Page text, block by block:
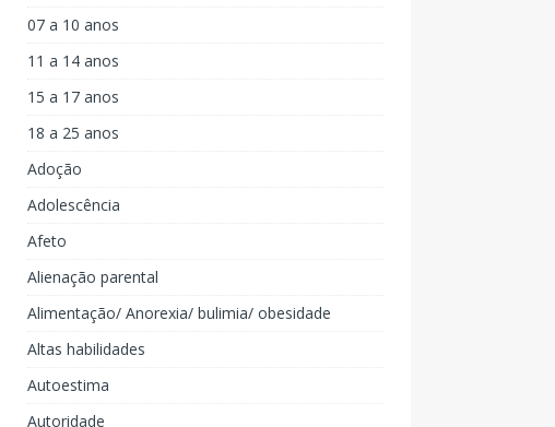
07 a 10 anos
11 a 14 anos
15 a 17 anos
18 a 25 anos
Adoção
Adolescência
Afeto
Alienação parental
Alimentação/ Anorexia/ bulimia/ obesidade
Altas habilidades
Autoestima
Autoridade